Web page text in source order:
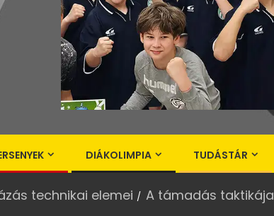
DIÁKOLIMPIA TUDÁSTÁR
technikai elemei A támadás taktikája